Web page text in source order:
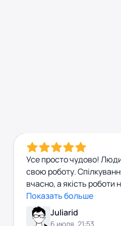
Усе просто чудово!
свою роботу.
вчасно, а якість роботи
рівні.
Показать больше
Juliarid
6 июля, 21:53